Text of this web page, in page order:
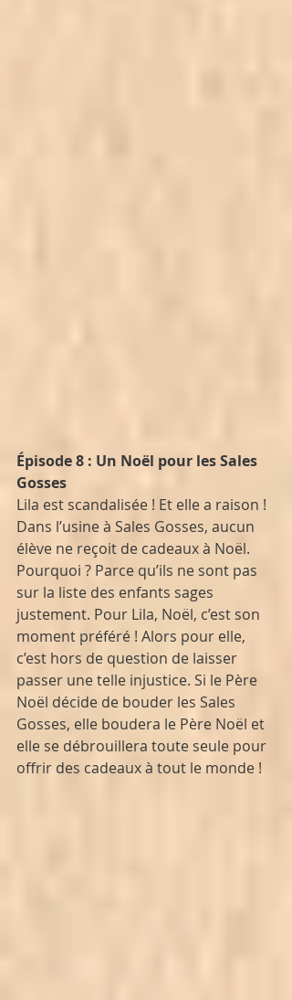
Épisode 8 : Un Noël pour les Sales
Gosses
Lila est scandalisée ! Et elle a raison !
Dans l’usine à Sales Gosses, aucun
élève ne reçoit de cadeaux à Noël.
Pourquoi ? Parce qu’ils ne sont pas
sur la liste des enfants sages
justement. Pour Lila, Noël, c’est son
moment préféré ! Alors pour elle,
c’est hors de question de laisser
passer une telle injustice. Si le Père
Noël décide de bouder les Sales
Gosses, elle boudera le Père Noël et
elle se débrouillera toute seule pour
offrir des cadeaux à tout le monde !